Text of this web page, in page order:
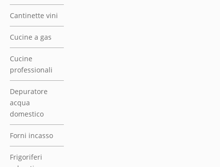
Cantinette vini
Cucine a gas
Cucine
professionali
Depuratore
acqua
domestico
Forni incasso
Frigoriferi